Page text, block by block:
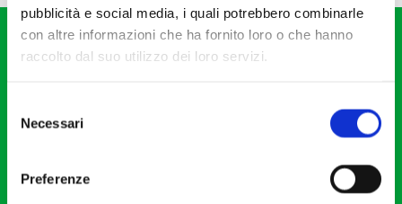
pubblicità e social media, i quali potrebbero combinarle
con altre informazioni che ha fornito loro o che hanno
raccolto dal suo utilizzo dei loro servizi.
delNecessari
Preferenze
20121 Milano